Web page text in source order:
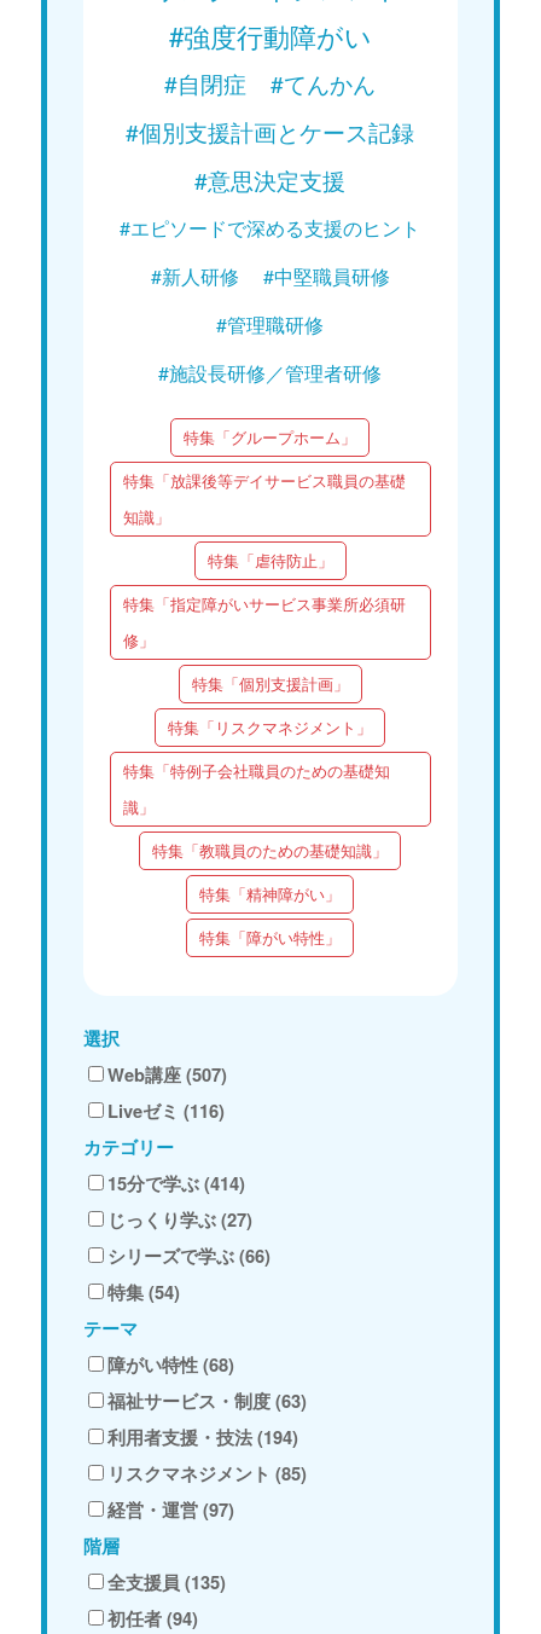
#強度行動障がい
#自閉症
#てんかん
#個別支援計画とケース記録
#意思決定支援
#エピソードで深める支援のヒント
#新人研修
#中堅職員研修
#管理職研修
#施設長研修／管理者研修
特集「グループホーム」
特集「放課後等デイサービス職員の基礎
知識」
特集「虐待防止」
特集「指定障がいサービス事業所必須研
修」
特集「個別支援計画」
特集「リスクマネジメント」
特集「特例子会社職員のための基礎知
識」
特集「教職員のための基礎知識」
特集「精神障がい」
特集「障がい特性」
選択
Web講座 (507)
Liveゼミ (116)
カテゴリー
15分で学ぶ (414)
じっくり学ぶ (27)
シリーズで学ぶ (66)
特集 (54)
テーマ
障がい特性 (68)
福祉サービス・制度 (63)
利用者支援・技法 (194)
リスクマネジメント (85)
経営・運営 (97)
階層
全支援員 (135)
初任者 (94)